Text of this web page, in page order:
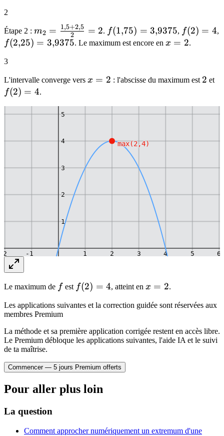
2
Étape 2 : m_2 =
\frac{1{,}5
m2 = 2
1,5+2,5 = 2. f(1{,}75)
=
f(1,75) = 3,9375, f(2)
= 4
f(2) = 4,
f(2{,}25)
3{,}9375
f(2,25) = 3,9375. Le maximum est encore en x
x = 2.
3
L'intervalle converge vers x
x = 2 : l'abscisse du maximum est 2
2 et
f(2) = 4.
2 -1 1 2 3 4 5 6
-2
1
2
3
4
5
max(2,4)
Le maximum de ff est f(2)
f(2) = 4, atteint en x
2
x = 2.
Les applications suivantes et la correction guidée sont réservées aux
membres Premium
La méthode et sa première application corrigée restent en accès libre.
Le Premium débloque les applications suivantes, l'aide IA et le suivi
de ta maîtrise.
Commencer — 5 jours Premium offerts
Pour aller plus loin
La question
Comment approcher numériquement un extremum d'une